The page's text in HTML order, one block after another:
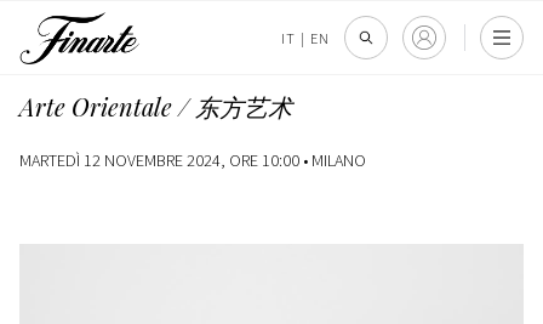
IT | EN
Arte Orientale / 东方艺术
MARTEDÌ 12 NOVEMBRE 2024, ORE 10:00 • MILANO